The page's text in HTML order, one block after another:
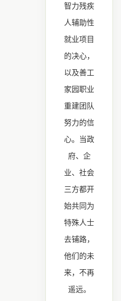
智力残疾
人辅助性
就业项目
的决心，
以及善工
家园职业
重建团队
努力的信
心。当政
府、企
业、社会
三方都开
始共同为
特殊人士
去铺路，
他们的未
来，不再
遥远。